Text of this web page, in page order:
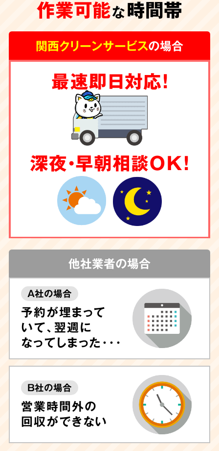
作業可能な時間帯
関西クリーンサービスの場合
最速即日対応！
深夜・早朝相談OK！
他社業者の場合
A社の場合
予約が埋まって
いて、翌週に
なってしまった･･･
B社の場合
営業時間外の
回収ができない